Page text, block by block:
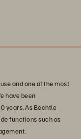
and one of the most
have been
years. As Bechtle
functions such as